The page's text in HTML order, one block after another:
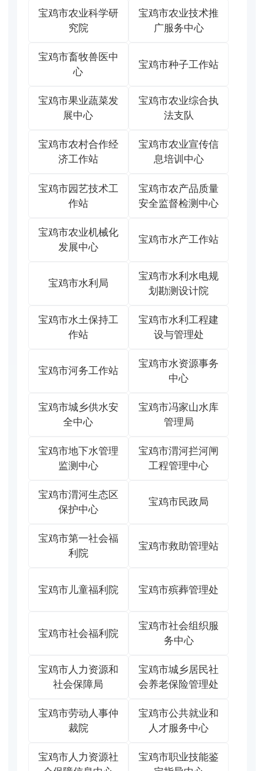
宝鸡市农业科学研
究院
宝鸡市农业技术推
广服务中心
宝鸡市畜牧兽医中
心
宝鸡市种子工作站
宝鸡市果业蔬菜发
展中心
宝鸡市农业综合执
法支队
宝鸡市农村合作经
济工作站
宝鸡市农业宣传信
息培训中心
宝鸡市园艺技术工
作站
宝鸡市农产品质量
安全监督检测中心
宝鸡市农业机械化
发展中心
宝鸡市水产工作站
宝鸡市水利局
宝鸡市水利水电规
划勘测设计院
宝鸡市水土保持工
作站
宝鸡市水利工程建
设与管理处
宝鸡市河务工作站
宝鸡市水资源事务
中心
宝鸡市城乡供水安
全中心
宝鸡市冯家山水库
管理局
宝鸡市地下水管理
监测中心
宝鸡市渭河拦河闸
工程管理中心
宝鸡市渭河生态区
保护中心
宝鸡市民政局
宝鸡市第一社会福
利院
宝鸡市救助管理站
宝鸡市儿童福利院 宝鸡市殡葬管理处
宝鸡市社会福利院
宝鸡市社会组织服
务中心
宝鸡市人力资源和
社会保障局
宝鸡市城乡居民社
会养老保险管理处
宝鸡市劳动人事仲
裁院
宝鸡市公共就业和
人才服务中心
宝鸡市人力资源社
宝鸡市职业技能鉴